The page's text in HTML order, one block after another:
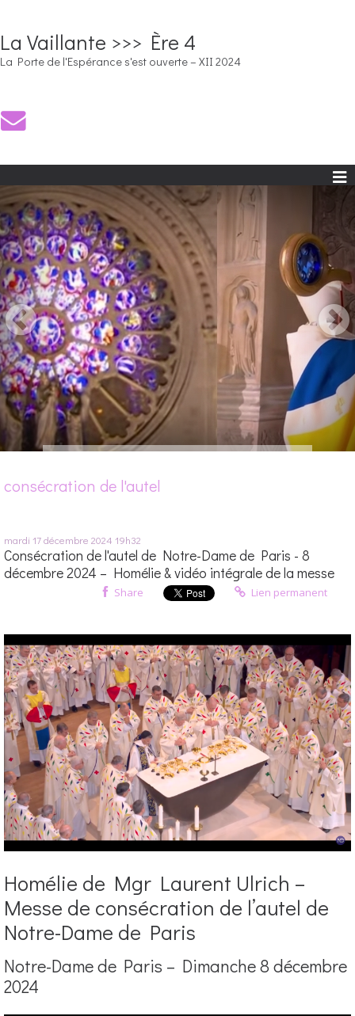
La Vaillante >>> Ère 4
La Porte de l'Espérance s'est ouverte – XII 2024
consécration de l'autel
mardi 17décembre 2024 19h32
Consécration de l'autel de Notre-Dame de Paris - 8
décembre 2024 – Homélie & vidéo intégrale de la messe
Share Lien permanent
Homélie de Mgr Laurent Ulrich –
Messe de consécration de l’autel de
Notre-Dame de Paris
Notre-Dame de Paris – Dimanche 8 décembre
2024